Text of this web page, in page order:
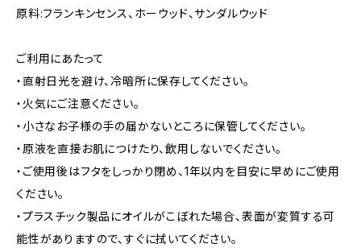
原料:フランキンセンス、ホーウッド、サンダルウッド
ご利用にあたって
・直射日光を避け、冷暗所に保存してください。
・火気にご注意ください。
・小さなお子様の手の届かないところに保管してください。
・原液を直接お肌につけたり、飲用しないでください。
・ご使用後はフタをしっかり閉め、1年以内を目安に早めにご使用
ください。
・プラスチック製品にオイルがこぼれた場合、表面が変質する可
能性がありますので、すぐに拭いてください。